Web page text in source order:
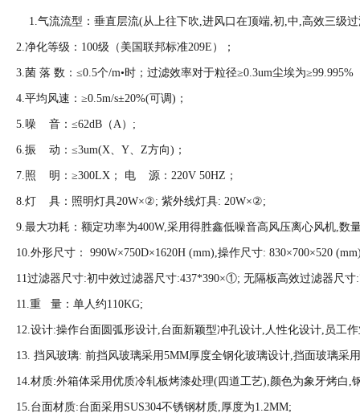
1.气流流型：垂直层流(从上往下吹,进风口在顶端,初,中,高效三级
2.净化等级：100级（美国联邦标准209E）；
3.菌 落 数：≤0.5个/m•时；过滤效率对于粒径≥0.3um尘埃为≥99.995%
4.平均风速：≥0.5m/s±20%(可调)；
5.噪 音：≤62dB（A）;
6.振 动：≤3um(X、Y、Z方向)；
7.照 明：≥300LX； 电 源：220V 50HZ；
8.灯 具：照明灯具20W×②; 紫外线灯具: 20W×②;
9.最大功耗：额定功率为400W,采用得胜鑫低噪音高风压离心风机,数
10.外形尺寸： 990W×750D×1620H (mm),操作尺寸: 830×700×520
11过滤器尺寸:初中效过滤器尺寸:437*390×①; 无隔板高效过滤器尺
11.重 量：单人约110KG;
12.设计:操作台面圆弧形设计,台面新颖型冲孔设计,人性化设计,员工
13. 挡风玻璃: 前挡风玻璃采用5MM厚度全钢化玻璃设计,挡面玻璃采
14.材质:外箱体采用优质冷轧板烤漆处理(四道工艺),颜色为象牙烤白,
15.台面材质:台面采用SUS304不锈钢材质,厚度为1.2MM;